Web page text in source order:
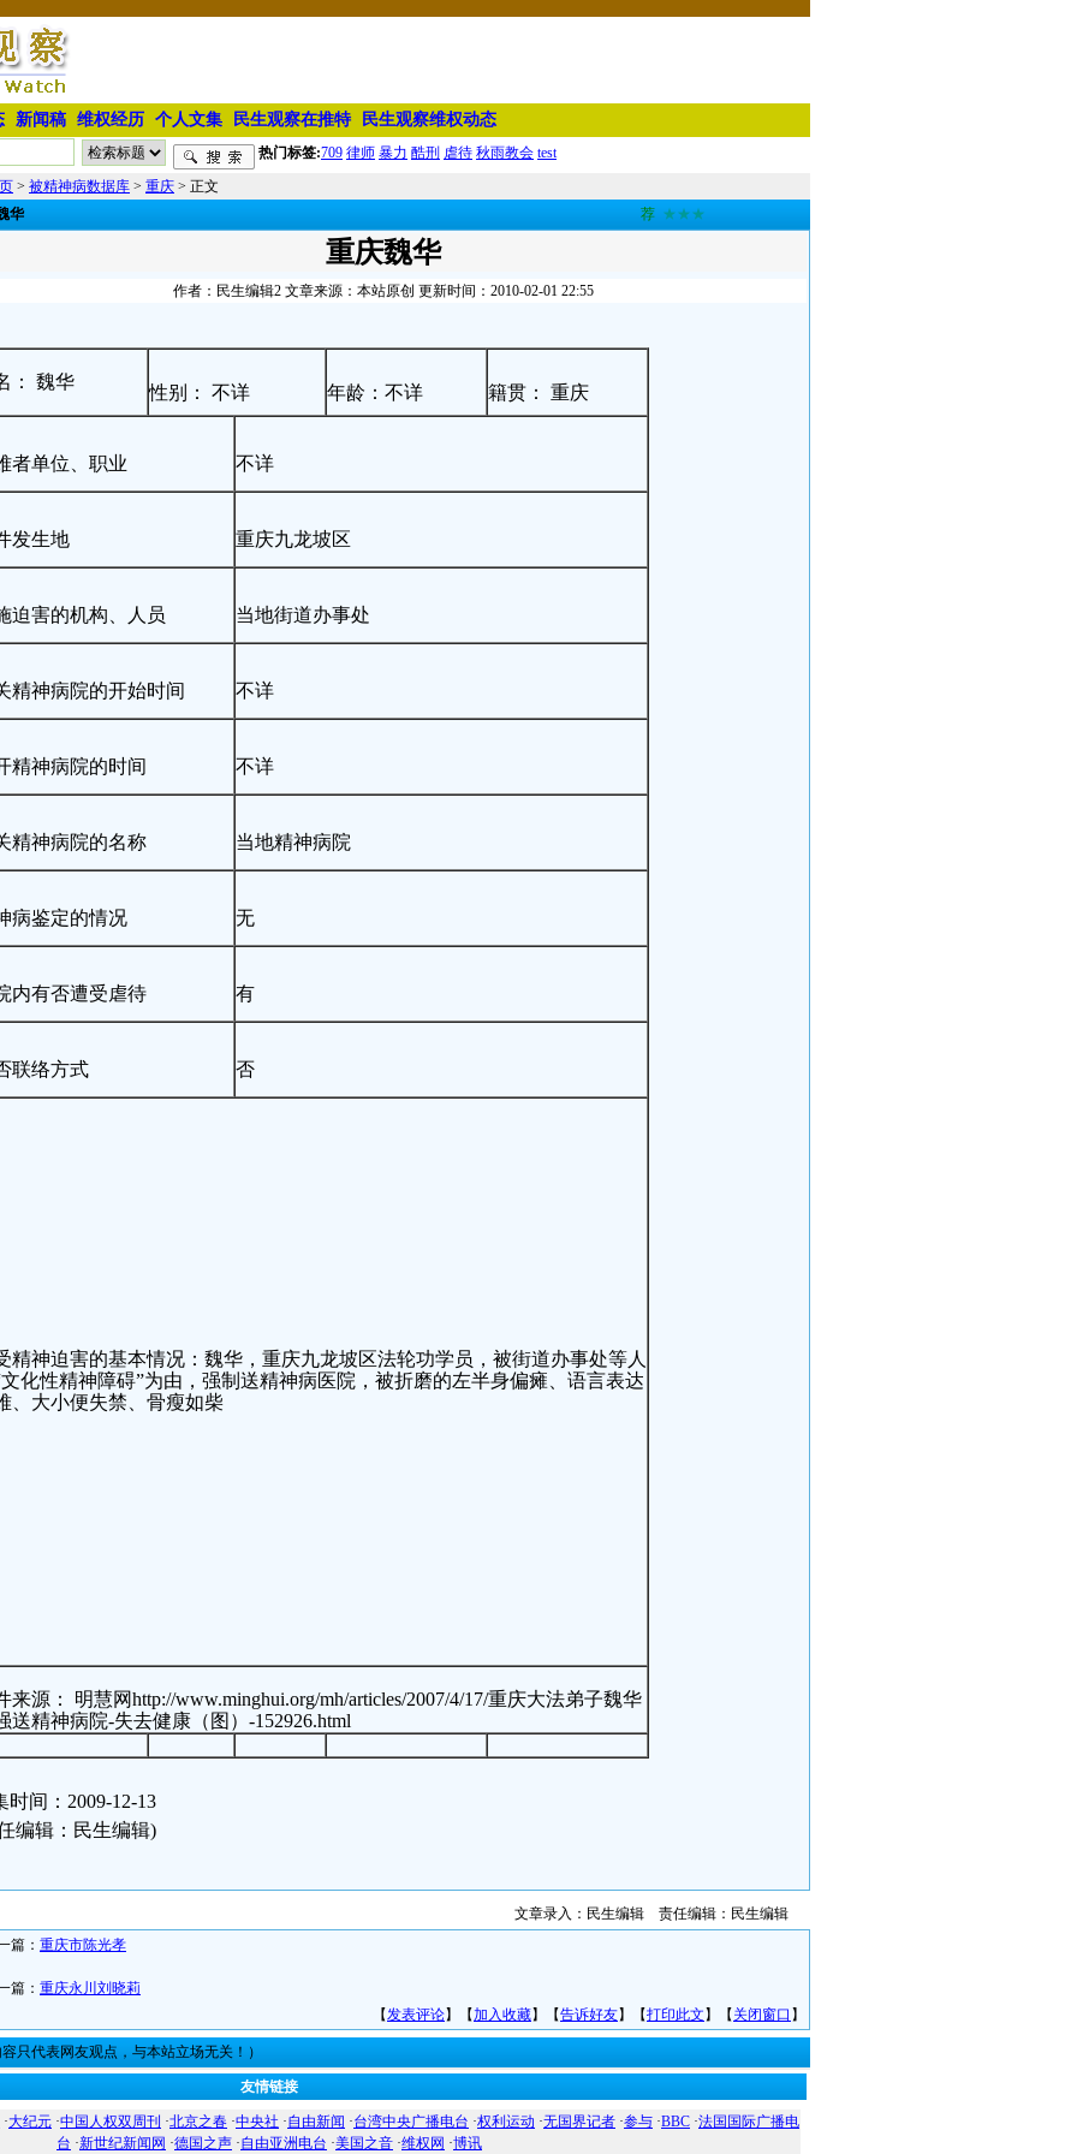
新闻稿 维权经历 个人文集 民生观察在推特 民生观察维权动态
热门标签:709 律师 暴力 酷刑 虐待 秋雨教会 test
> 被精神病数据库 > 重庆 > 正文
华 荐 ★★★
重庆魏华
作者：民生编辑2 文章来源：本站原创 更新时间：2010-02-01 22:55
： 魏华
性别： 不详 年龄：不详 籍贯： 重庆
者单位、职业 不详
发生地 重庆九龙坡区
迫害的机构、人员 当地街道办事处
精神病院的开始时间 不详
精神病院的时间 不详
精神病院的名称 当地精神病院
病鉴定的情况 无
内有否遭受虐待 有
联络方式 否
精神迫害的基本情况：魏华，重庆九龙坡区法轮功学员，被街道办事处等人
文化性精神障碍”为由，强制送精神病医院，被折磨的左半身偏瘫、语言表达
、大小便失禁、骨瘦如柴
来源： 明慧网http://www.minghui.org/mh/articles/2007/4/17/重庆大法弟子魏华
送精神病院-失去健康（图）-152926.html
时间：2009-12-13
编辑：民生编辑)
文章录入：民生编辑 责任编辑：民生编辑
篇： 重庆市陈光孝
篇： 重庆永川刘晓莉
【发表评论】【加入收藏】【告诉好友】【打印此文 】【 关闭窗口 】
只代表网友观点，与本站立场无关！）
友情链接
·大纪元 ·中国人权双周刊 ·北京之春 ·中央社 ·自由新闻 ·台湾中央广播电台 ·权利运动 ·无国界记者 ·参与 ·BBC ·法国国际广播电
台 ·新世纪新闻网 ·德国之声 ·自由亚洲电台 ·美国之音 ·维权网 ·博讯